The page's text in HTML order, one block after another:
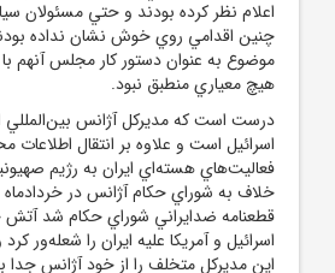
اعلام‌ نظر کرده بودند و حتي مسئولان
چنين اقدامي روي خوش نشان نداده
موضوع به عنوان دستور کار مجلس آنهم
هيچ معياري منطبق نبود.
درست است که مديرکل آژانس بين‌المللي
اسرائيل است و علاوه بر انتقال اطلاعات
فعاليت‌هاي هسته‌اي ايران به رژيم
خلاف به شوراي حکام آژانس در خردادماه
اسرائيل و آمريکا عليه ايران را شعله‌ور
اين مديرکل متخلف را از خود آژانس جدا